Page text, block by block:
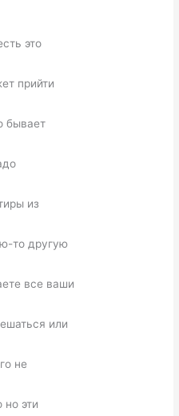
это
прийти
бывает
из
то другую
все ваши
или
не
но эти